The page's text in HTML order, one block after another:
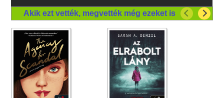
Akik ezt vették, megvették még ezeket is